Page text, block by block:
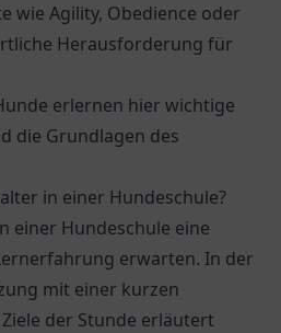
wie Agility, Obedience oder
Herausforderung für
erlernen hier wichtige
die Grundlagen des
in einer Hundeschule?
einer Hundeschule eine
erwarten. In der
mit einer kurzen
der Stunde erläutert